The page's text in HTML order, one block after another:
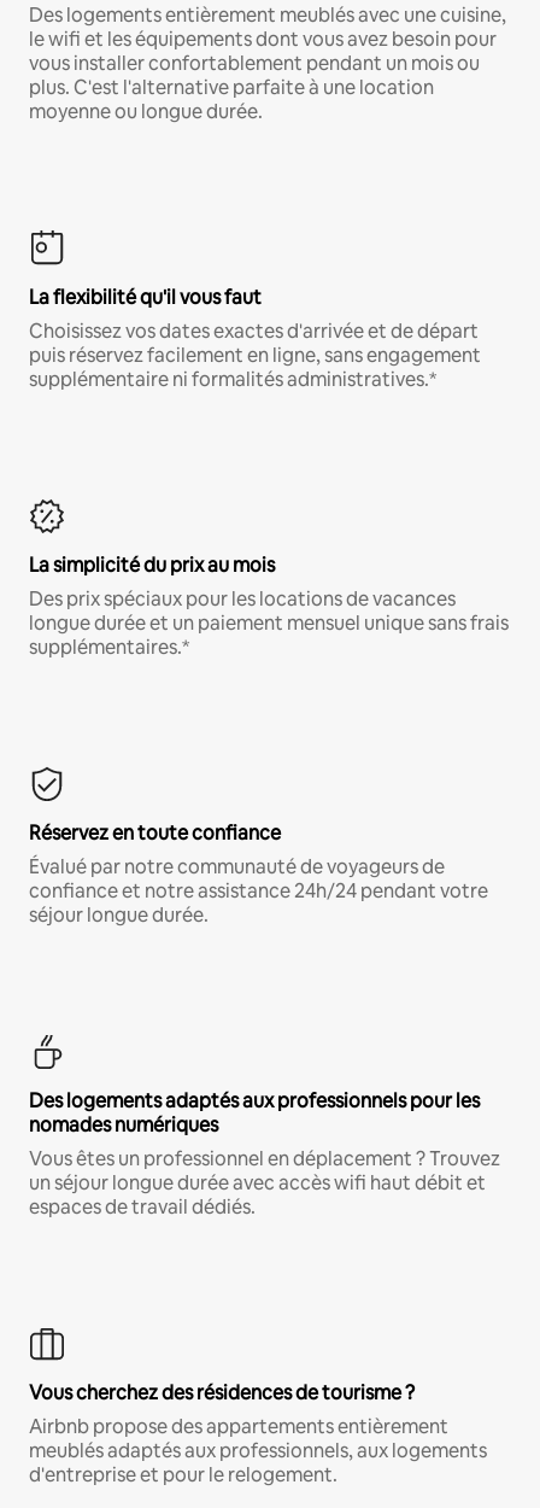
Des logements entièrement meublés avec une cuisine,
le wifi et les équipements dont vous avez besoin pour
vous installer confortablement pendant un mois ou
plus. C'est l'alternative parfaite à une location
moyenne ou longue durée.
La flexibilité qu'il vous faut
Choisissez vos dates exactes d'arrivée et de départ
puis réservez facilement en ligne, sans engagement
supplémentaire ni formalités administratives.*
La simplicité du prix au mois
Des prix spéciaux pour les locations de vacances
longue durée et un paiement mensuel unique sans frais
supplémentaires.*
Réservez en toute confiance
Évalué par notre communauté de voyageurs de
confiance et notre assistance 24h/24 pendant votre
séjour longue durée.
Des logements adaptés aux professionnels pour les
nomades numériques
Vous êtes un professionnel en déplacement ? Trouvez
un séjour longue durée avec accès wifi haut débit et
espaces de travail dédiés.
Vous cherchez des résidences de tourisme ?
Airbnb propose des appartements entièrement
meublés adaptés aux professionnels, aux logements
d'entreprise et pour le relogement.